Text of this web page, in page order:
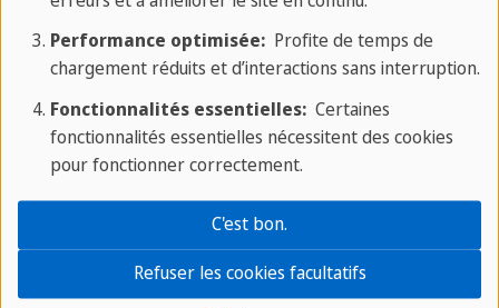
Du lundi au vendredi
Tél. :+49 69 61091234
E-mail :frankfurt@sprachcaffe.com
🏠
Gartenstraße 6
60594 Frankfurt am Main
Performance optimisée:Profite de temps de
chargement réduits et d’interactions sans interruption.
Fonctionnalités essentielles:Certaines
fonctionnalités essentielles nécessitent des cookies
pour fonctionner correctement.
Refuser les cookies facultatifs
C'est bon.